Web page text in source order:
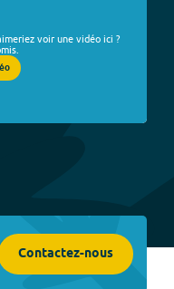
voir une vidéo ici ?
Contactez-nous